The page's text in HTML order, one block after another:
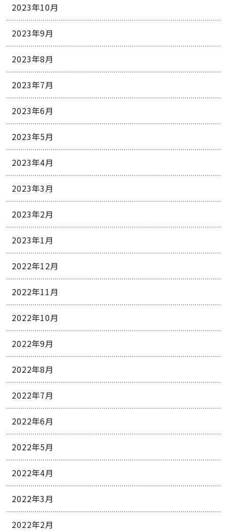
2023年10月
2023年9月
2023年8月
2023年7月
2023年6月
2023年5月
2023年4月
2023年3月
2023年2月
2023年1月
2022年12月
2022年11月
2022年10月
2022年9月
2022年8月
2022年7月
2022年6月
2022年5月
2022年4月
2022年3月
2022年2月